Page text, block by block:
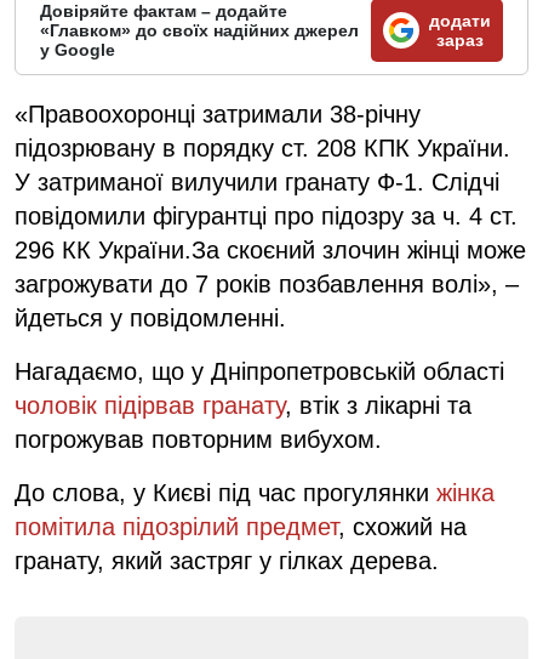
Довіряйте фактам – додайте
«Главком» до своїх надійних джерел
у Google
додати
зараз
«Правоохоронці затримали 38-річну
підозрювану в порядку ст. 208 КПК України.
У затриманої вилучили гранату Ф-1. Слідчі
повідомили фігурантці про підозру за ч. 4 ст.
296 КК України.За скоєний злочин жінці може
загрожувати до 7 років позбавлення волі», –
йдеться у повідомленні.
Нагадаємо, що у Дніпропетровській області
чоловік підірвав гранату, втік з лікарні та
погрожував повторним вибухом.
До слова, у Києві під час прогулянки жінка
помітила підозрілий предмет, схожий на
гранату, який застряг у гілках дерева.